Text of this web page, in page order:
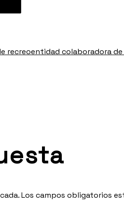
recreoentidad colaboradora
Los campos obligatorios